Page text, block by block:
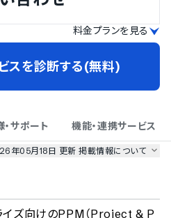
料金プランを見る
スを診断する(無料)
・サポート 機能・連携サービス
年05月18日 更新掲載情報について
のサービスデータを参照しています。
ビ編集部 情報取得元 掲載修正依頼
イズ向けのPPM（Project & P